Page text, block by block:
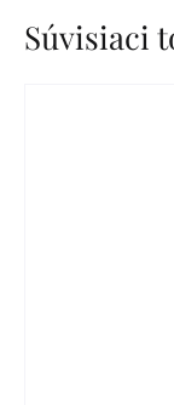
Súvisiaci